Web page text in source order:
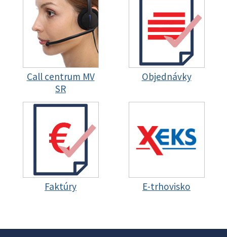
Call centrum MV
SR
Objednávky
Faktúry E-trhovisko